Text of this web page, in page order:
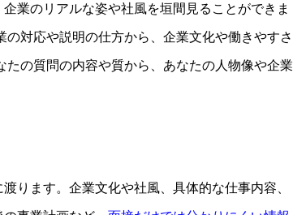
業のリアルな姿や社風を垣間見ることができま
対応や説明の仕方から、企業文化や働きやすさ
の質問の内容や質から、あなたの人物像や企業
ります。企業文化や社風、具体的な仕事内容、